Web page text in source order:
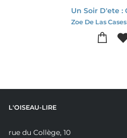
Zoe De Las Cases
L'OISEAU-LIRE
rue du Collège, 10